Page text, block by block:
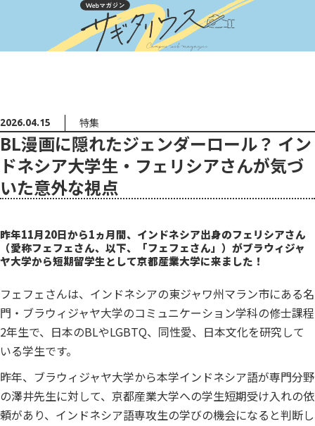
2026.04.15 特集
BL漫画に隠れたジェンダーロール？ イン
ドネシア大学生・フェリシアさんが気づ
いた意外な視点
昨年11月20日から1ヵ月間、インドネシア出身のフェリシアさん
（愛称フェフェさん、以下、「フェフェさん」）がブラウィジャ
ヤ大学から短期留学生として京都産業大学に来ました！
フェフェさんは、インドネシアの東ジャワ州マラン市にある名
門・ブラウィジャヤ大学のコミュニケーション学科の修士課程
2年生で、日本のBLやLGBTQ、同性愛、日本文化を研究して
いる学生です。
昨年、ブラウィジャヤ大学から本学インドネシア語が専門分野
の澤井先生に対して、京都産業大学への学生短期受け入れの依
頼があり、インドネシア語専攻生の学びの機会になると判断し